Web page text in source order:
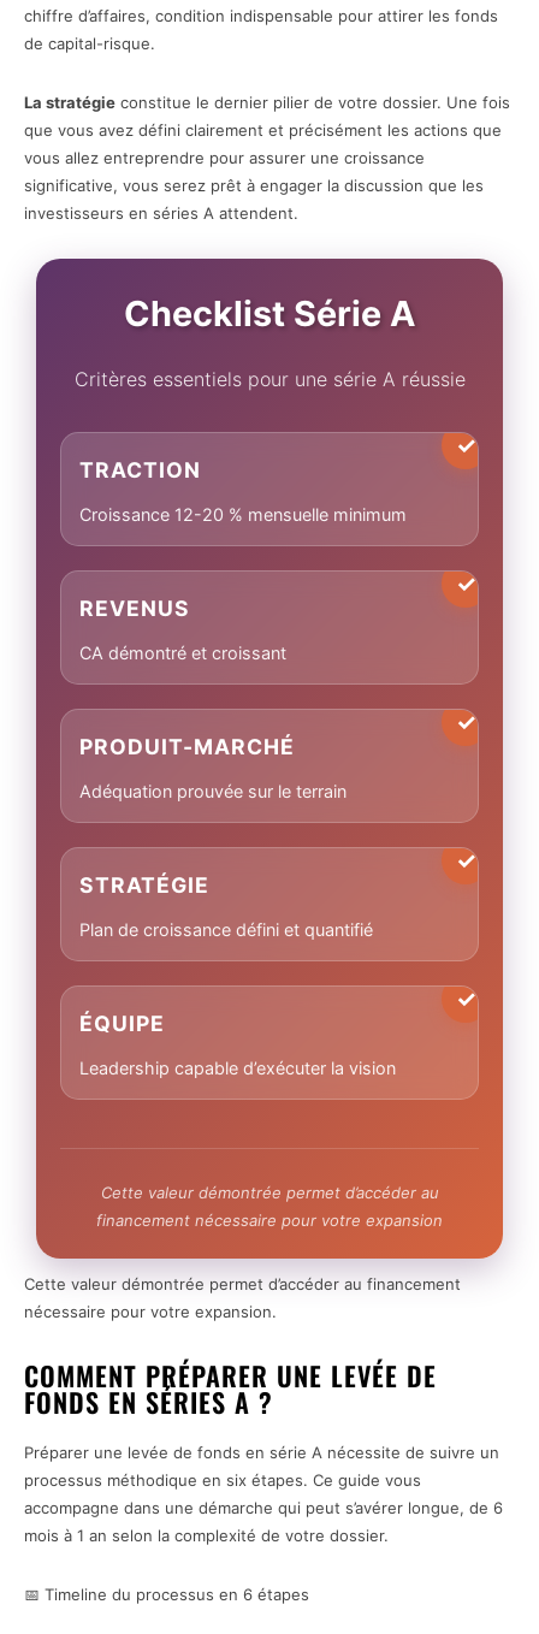
chiffre d’affaires, condition indispensable pour attirer les fonds
de capital-risque.
La stratégie constitue le dernier pilier de votre dossier. Une fois
que vous avez défini clairement et précisément les actions que
vous allez entreprendre pour assurer une croissance
significative, vous serez prêt à engager la discussion que les
investisseurs en séries A attendent.
Checklist Série A
Critères essentiels pour une série A réussie
TRACTION
Croissance 12-20 % mensuelle minimum
REVENUS
CA démontré et croissant
PRODUIT-MARCHÉ
Adéquation prouvée sur le terrain
STRATÉGIE
Plan de croissance défini et quantifié
ÉQUIPE
Leadership capable d’exécuter la vision
Cette valeur démontrée permet d’accéder au
financement nécessaire pour votre expansion
Cette valeur démontrée permet d’accéder au financement
nécessaire pour votre expansion.
COMMENT PRÉPARER UNE LEVÉE DE
FONDS EN SÉRIES A ?
Préparer une levée de fonds en série A nécessite de suivre un
processus méthodique en six étapes. Ce guide vous
accompagne dans une démarche qui peut s’avérer longue, de 6
mois à 1 an selon la complexité de votre dossier.
📅 Timeline du processus en 6 étapes